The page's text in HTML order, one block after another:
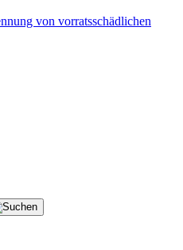
von vorratsschädlichen